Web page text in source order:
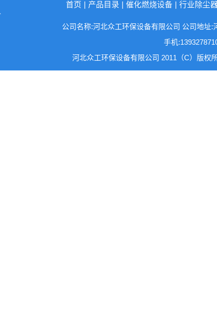
首页 产品目录 催化燃烧设备 行业除尘
公司名称:河北众工环保设备有限公司 公司地址
手机
河北众工环保设备有限公司 2011（C）版权